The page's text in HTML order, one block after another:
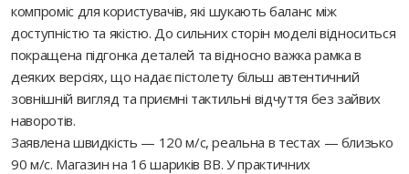
компроміс для користувачів, які шукають баланс між
доступністю та якістю. До сильних сторін моделі відноситься
покращена підгонка деталей та відносно важка рамка в
деяких версіях, що надає пістолету більш автентичний
зовнішній вигляд та приємні тактильні відчуття без зайвих
наворотів.
Заявлена швидкість — 120 м/с, реальна в тестах — близько
90 м/с. Магазин на 16 шариків BB. У практичних